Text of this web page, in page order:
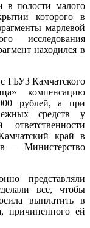
в полости малого
которого в
марлевой
исследования
находился в
ГБУЗ Камчатского
компенсацию
рублей, а при
средств у
край в
– Министерство
представляли
все, чтобы
выплатить в
причиненного ей